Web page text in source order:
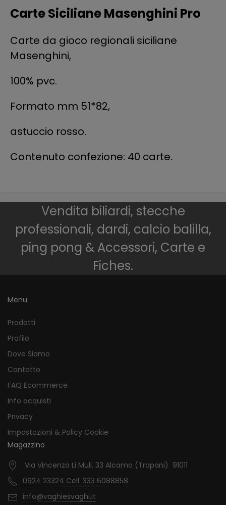
Carte Siciliane Masenghini Pro
Carte da gioco regionali siciliane
Masenghini,
100% pvc.
Formato mm 51*82,
astuccio rosso.
Contenuto confezione: 40 carte.
Vendita biliardi, stecche
professionali, dardi, calcio balilla,
ping pong & Accessori, Carte e
Fiches.
Menu
Prodotti
Profilo
Dove Siamo
Contatto
FAQ Ecommerce
Info acquisti
Privacy
Impostazioni & Policy Cookie
Magazzino
Via Vincenzo Li Muli, 33 Alcamo (Trapani) 91011
0924 23324 Cell. 333 6088858
info@vaghiesvaghi.it